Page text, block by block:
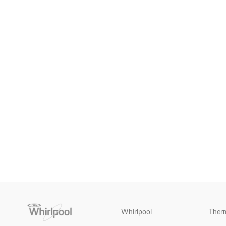
Whirlpool